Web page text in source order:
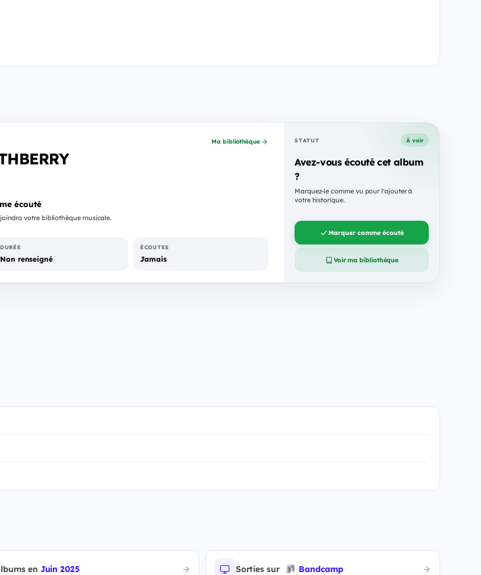
Ma bibliothèque
écouté
votre bibliothèque musicale.
DURÉE
Non renseigné
ÉCOUTES
Jamais
STATUT À voir
Avez-vous écouté cet album
?
Marquez-le comme vu pour l'ajouter à
votre historique.
Marquer comme écouté
Voir ma bibliothèque
en Juin 2025 Sorties sur Bandcamp